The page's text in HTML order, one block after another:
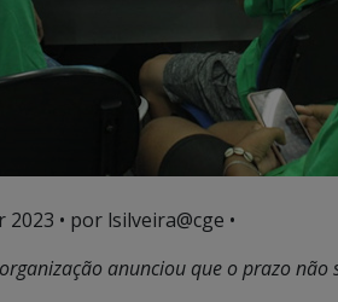
2023 • por lsilveira@cge •
anunciou que o prazo